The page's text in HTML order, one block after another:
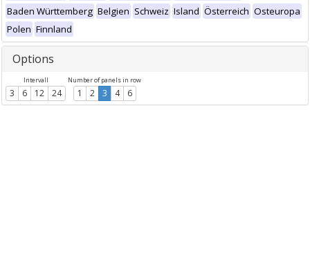
Baden Württemberg Belgien Schweiz Island Österreich Osteuropa
Polen Finnland
Options
Intervall
3 6 12 24
Number of panels in row
1 2 3 4 6